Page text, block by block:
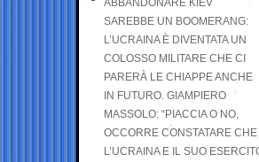
ABBANDONARE KIEV
SAREBBE UN BOOMERANG:
L’UCRAINA È DIVENTATA UN
COLOSSO MILITARE CHE CI
PARERÀ LE CHIAPPE ANCHE
IN FUTURO. GIAMPIERO
MASSOLO: “PIACCIA O NO,
OCCORRE CONSTATARE CHE
L’UCRAINA E IL SUO